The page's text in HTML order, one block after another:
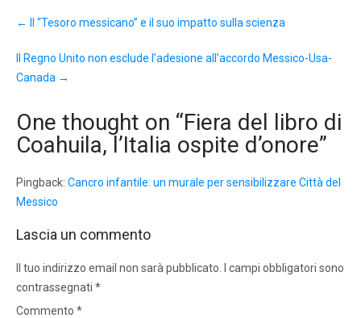
navigation
← Il “Tesoro messicano” e il suo impatto sulla scienza
Il Regno Unito non esclude l’adesione all’accordo Messico-Usa-
Canada →
One thought on “Fiera del libro di
Coahuila, l’Italia ospite d’onore”
Pingback: Cancro infantile: un murale per sensibilizzare Città del
Messico
Lascia un commento
Il tuo indirizzo email non sarà pubblicato.
I campi obbligatori sono
contrassegnati *
Commento *